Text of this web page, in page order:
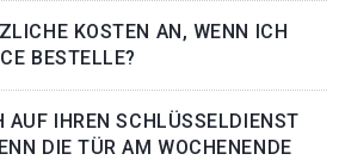
KOSTEN AN, WENN ICH
BESTELLE?
AUF IHREN SCHLÜSSELDIENST
DIE TÜR AM WOCHENENDE